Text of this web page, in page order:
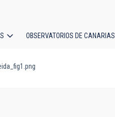
OBSERVATORIOS DE CANARIAS